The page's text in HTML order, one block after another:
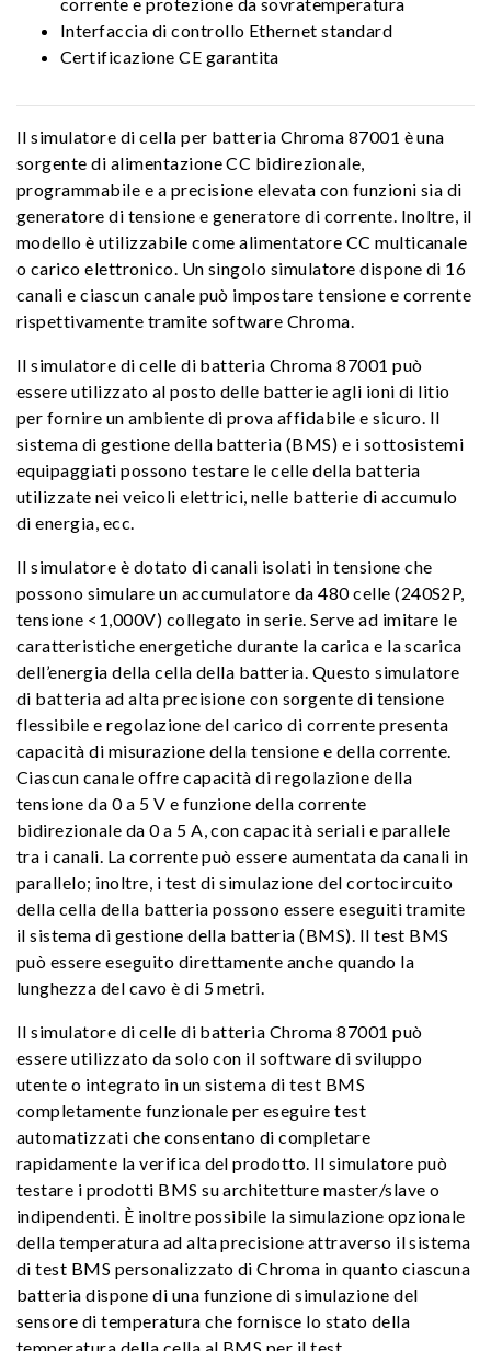
Interfaccia di controllo Ethernet standard
Certificazione CE garantita
Il simulatore di cella per batteria Chroma 87001 è una
sorgente di alimentazione CC bidirezionale,
programmabile e a precisione elevata con funzioni sia di
generatore di tensione e generatore di corrente. Inoltre, il
modello è utilizzabile come alimentatore CC multicanale
o carico elettronico. Un singolo simulatore dispone di 16
canali e ciascun canale può impostare tensione e corrente
rispettivamente tramite software Chroma.
Il simulatore di celle di batteria Chroma 87001 può
essere utilizzato al posto delle batterie agli ioni di litio
per fornire un ambiente di prova affidabile e sicuro. Il
sistema di gestione della batteria (BMS) e i sottosistemi
equipaggiati possono testare le celle della batteria
utilizzate nei veicoli elettrici, nelle batterie di accumulo
di energia, ecc.
Il simulatore è dotato di canali isolati in tensione che
possono simulare un accumulatore da 480 celle (240S2P,
tensione <1,000V) collegato in serie. Serve ad imitare le
caratteristiche energetiche durante la carica e la scarica
dell’energia della cella della batteria. Questo simulatore
di batteria ad alta precisione con sorgente di tensione
flessibile e regolazione del carico di corrente presenta
capacità di misurazione della tensione e della corrente.
Ciascun canale offre capacità di regolazione della
tensione da 0 a 5 V e funzione della corrente
bidirezionale da 0 a 5 A, con capacità seriali e parallele
tra i canali. La corrente può essere aumentata da canali in
parallelo; inoltre, i test di simulazione del cortocircuito
della cella della batteria possono essere eseguiti tramite
il sistema di gestione della batteria (BMS). Il test BMS
può essere eseguito direttamente anche quando la
lunghezza del cavo è di 5 metri.
Il simulatore di celle di batteria Chroma 87001 può
essere utilizzato da solo con il software di sviluppo
utente o integrato in un sistema di test BMS
completamente funzionale per eseguire test
automatizzati che consentano di completare
rapidamente la verifica del prodotto. Il simulatore può
testare i prodotti BMS su architetture master/slave o
indipendenti. È inoltre possibile la simulazione opzionale
della temperatura ad alta precisione attraverso il sistema
di test BMS personalizzato di Chroma in quanto ciascuna
batteria dispone di una funzione di simulazione del
sensore di temperatura che fornisce lo stato della